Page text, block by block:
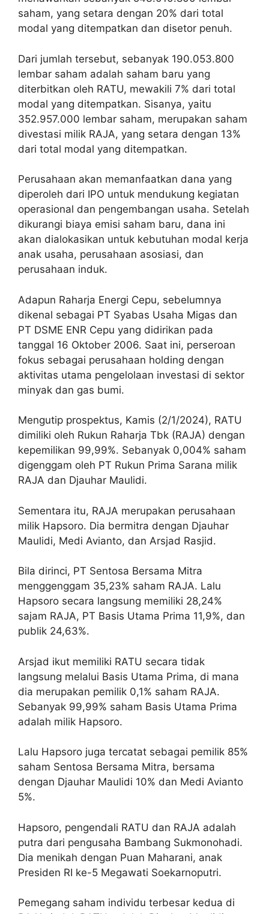
saham, yang setara dengan 20% dari total
modal yang ditempatkan dan disetor penuh.
Dari jumlah tersebut, sebanyak 190.053.800
lembar saham adalah saham baru yang
diterbitkan oleh RATU, mewakili 7% dari total
modal yang ditempatkan. Sisanya, yaitu
352.957.000 lembar saham, merupakan saham
divestasi milik RAJA, yang setara dengan 13%
dari total modal yang ditempatkan.
Perusahaan akan memanfaatkan dana yang
diperoleh dari IPO untuk mendukung kegiatan
operasional dan pengembangan usaha. Setelah
dikurangi biaya emisi saham baru, dana ini
akan dialokasikan untuk kebutuhan modal kerja
anak usaha, perusahaan asosiasi, dan
perusahaan induk.
Adapun Raharja Energi Cepu, sebelumnya
dikenal sebagai PT Syabas Usaha Migas dan
PT DSME ENR Cepu yang didirikan pada
tanggal 16 Oktober 2006. Saat ini, perseroan
fokus sebagai perusahaan holding dengan
aktivitas utama pengelolaan investasi di sektor
minyak dan gas bumi.
Mengutip prospektus, Kamis (2/1/2024), RATU
dimiliki oleh Rukun Raharja Tbk (RAJA) dengan
kepemilikan 99,99%. Sebanyak 0,004% saham
digenggam oleh PT Rukun Prima Sarana milik
RAJA dan Djauhar Maulidi.
Sementara itu, RAJA merupakan perusahaan
milik Hapsoro. Dia bermitra dengan Djauhar
Maulidi, Medi Avianto, dan Arsjad Rasjid.
Bila dirinci, PT Sentosa Bersama Mitra
menggenggam 35,23% saham RAJA. Lalu
Hapsoro secara langsung memiliki 28,24%
sajam RAJA, PT Basis Utama Prima 11,9%, dan
publik 24,63%.
Arsjad ikut memiliki RATU secara tidak
langsung melalui Basis Utama Prima, di mana
dia merupakan pemilik 0,1% saham RAJA.
Sebanyak 99,99% saham Basis Utama Prima
adalah milik Hapsoro.
Lalu Hapsoro juga tercatat sebagai pemilik 85%
saham Sentosa Bersama Mitra, bersama
dengan Djauhar Maulidi 10% dan Medi Avianto
5%.
Hapsoro, pengendali RATU dan RAJA adalah
putra dari pengusaha Bambang Sukmonohadi.
Dia menikah dengan Puan Maharani, anak
Presiden RI ke-5 Megawati Soekarnoputri.
Pemegang saham individu terbesar kedua di